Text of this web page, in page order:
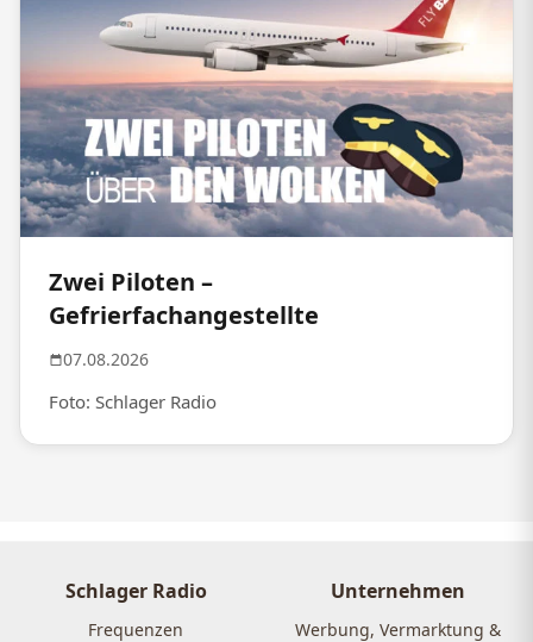
Zwei Piloten –
Gefrierfachangestellte
07.08.2026
Foto: Schlager Radio
Schlager Radio
Frequenzen
Unternehmen
Werbung, Vermarktung &